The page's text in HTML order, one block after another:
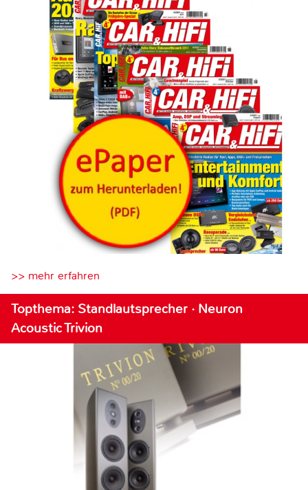
>> mehr erfahren
Topthema: Standlautsprecher · Neuron
Acoustic Trivion